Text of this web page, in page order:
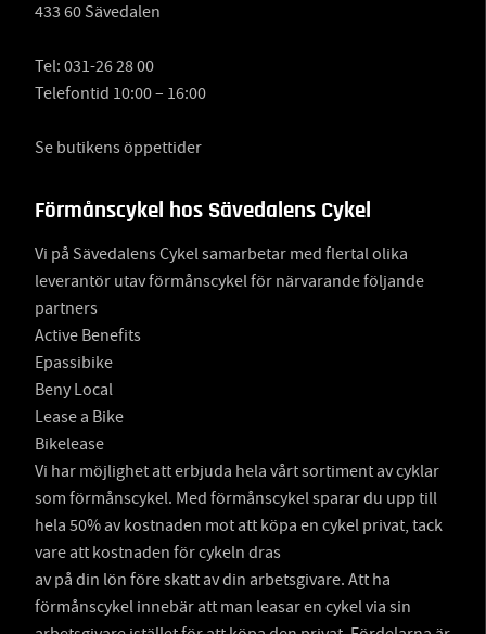
433 60 Sävedalen
Tel: 031-26 28 00
Telefontid 10:00 – 16:00
Se butikens öppettider
Förmånscykel hos Sävedalens Cykel
Vi på Sävedalens Cykel samarbetar med flertal olika
leverantör utav förmånscykel för närvarande följande
partners
Active Benefits
Epassibike
Beny Local
Lease a Bike
Bikelease
Vi har möjlighet att erbjuda hela vårt sortiment av cyklar
som förmånscykel. Med förmånscykel sparar du upp till
hela 50% av kostnaden mot att köpa en cykel privat, tack
vare att kostnaden för cykeln dras
av på din lön före skatt av din arbetsgivare. Att ha
förmånscykel innebär att man leasar en cykel via sin